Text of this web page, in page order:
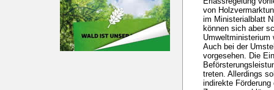
von
im Ministerialblatt
können sich aber
Umweltministerium
Auch bei der
vorgesehen. Die
treten. Allerdings
indirekte